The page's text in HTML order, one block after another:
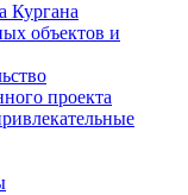
Кургана
объектов и
проекта